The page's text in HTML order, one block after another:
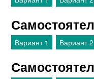
Вариант 1 Вариант 2